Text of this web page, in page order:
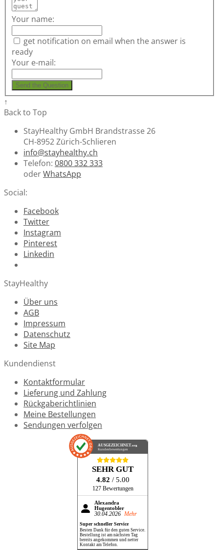
Your name:
get notification on email when the answer is
ready
Your e-mail:
Send the Question
↑
Back to Top
StayHealthy GmbH Brandstrasse 26
CH-8952 Zürich-Schlieren
info@stayhealthy.ch
Telefon: 0800 332 333
oderWhatsApp
Social:
Facebook
Twitter
Instagram
Pinterest
Linkedin
StayHealthy
Über uns
AGB
Impressum
Datenschutz
Site Map
Kundendienst
Kontaktformular
Lieferung und Zahlung
Rückgaberichtlinien
Meine Bestellungen
Sendungen verfolgen
AUSGEZEICHNET.org
Kundenbewertungen
SEHR GUT
4.82 / 5.00
127 Bewertungen
Alexandra
Hugentobler
30.04.2026 Mehr
Super schneller Service
Besten Dank für den guten Service.
Bestellung ist am nächsten Tag
bereits angekommen und netter
Kontakt am Telefon.